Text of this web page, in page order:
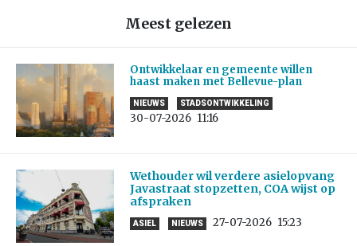
Meest gelezen
Ontwikkelaar en gemeente willen
haast maken met Bellevue-plan
NIEUWS STADSONTWIKKELING
30-07-2026 11:16
Wethouder wil verdere asielopvang
Javastraat stopzetten, COA wijst op
afspraken
ASIEL NIEUWS 27-07-2026 15:23